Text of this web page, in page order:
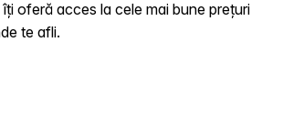
oferă acces la cele mai bune prețuri
te afli.